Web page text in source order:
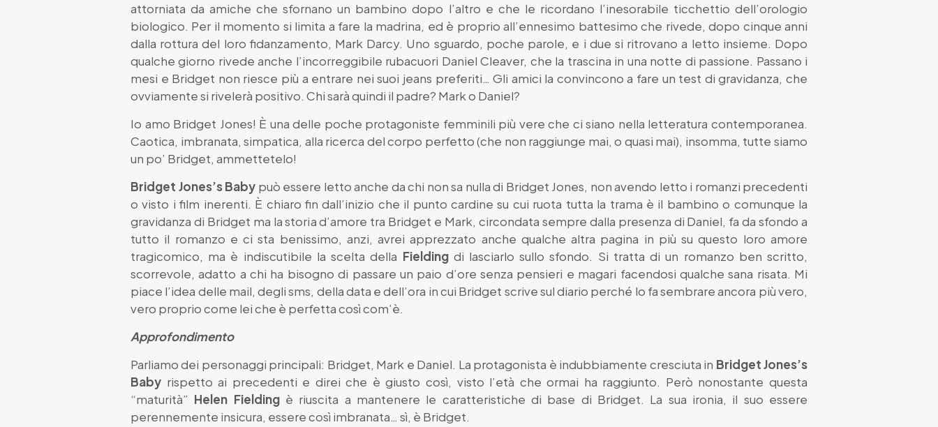
attorniata da amiche che sfornano un bambino dopo l’altro e che le ricordano l’inesorabile ticchettio dell’orologio
biologico. Per il momento si limita a fare la madrina, ed è proprio all’ennesimo battesimo che rivede, dopo cinque anni
dalla rottura del loro fidanzamento, Mark Darcy. Uno sguardo, poche parole, e i due si ritrovano a letto insieme. Dopo
qualche giorno rivede anche l’incorreggibile rubacuori Daniel Cleaver, che la trascina in una notte di passione. Passano i
mesi e Bridget non riesce più a entrare nei suoi jeans preferiti… Gli amici la convincono a fare un test di gravidanza, che
ovviamente si rivelerà positivo. Chi sarà quindi il padre? Mark o Daniel?
Io amo Bridget Jones! È una delle poche protagoniste femminili più vere che ci siano nella letteratura contemporanea.
Caotica, imbranata, simpatica, alla ricerca del corpo perfetto (che non raggiunge mai, o quasi mai), insomma, tutte siamo
un po’ Bridget, ammettetelo!
Bridget Jones’s Baby può essere letto anche da chi non sa nulla di Bridget Jones, non avendo letto i romanzi precedenti
o visto i film inerenti. È chiaro fin dall’inizio che il punto cardine su cui ruota tutta la trama è il bambino o comunque la
gravidanza di Bridget ma la storia d’amore tra Bridget e Mark, circondata sempre dalla presenza di Daniel, fa da sfondo a
tutto il romanzo e ci sta benissimo, anzi, avrei apprezzato anche qualche altra pagina in più su questo loro amore
tragicomico, ma è indiscutibile la scelta della Fieldingdi lasciarlo sullo sfondo. Si tratta di un romanzo ben scritto,
scorrevole, adatto a chi ha bisogno di passare un paio d’ore senza pensieri e magari facendosi qualche sana risata. Mi
piace l’idea delle mail, degli sms, della data e dell’ora in cui Bridget scrive sul diario perché lo fa sembrare ancora più vero,
vero proprio come lei che è perfetta così com’è.
Approfondimento
Parliamo dei personaggi principali: Bridget, Mark e Daniel. La protagonista è indubbiamente cresciuta in Bridget Jones’s
Baby rispetto ai precedenti e direi che è giusto così, visto l’età che ormai ha raggiunto. Però nonostante questa
“maturità” Helen Fielding è riuscita a mantenere le caratteristiche di base di Bridget. La sua ironia, il suo essere
perennemente insicura, essere così imbranata… sì, è Bridget.